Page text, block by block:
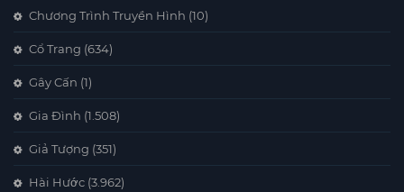
Chương Trình Truyền Hình (10)
Cổ Trang (634)
Gây Cấn (1)
Gia Đình (1.508)
Giả Tượng (351)
Hài Hước (3.962)